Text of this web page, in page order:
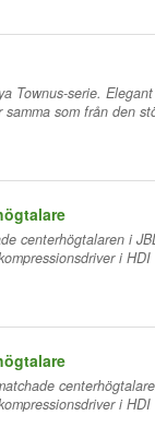
Townus-serie.
som från den
centerhögtalaren i
i
i